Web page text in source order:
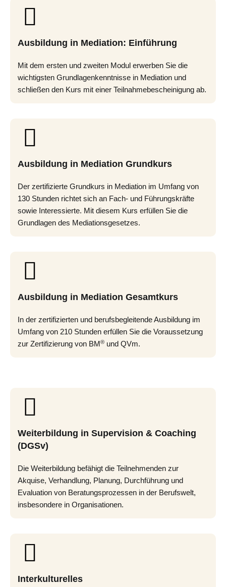
Ausbildung in Mediation: Einführung
Mit dem ersten und zweiten Modul erwerben Sie die
wichtigsten Grundlagenkenntnisse in Mediation und
schließen den Kurs mit einer Teilnahmebescheinigung ab.
Ausbildung in Mediation Grundkurs
Der zertifizierte Grundkurs in Mediation im Umfang von
130 Stunden richtet sich an Fach- und Führungskräfte
sowie Interessierte. Mit diesem Kurs erfüllen Sie die
Grundlagen des Mediationsgesetzes.
Ausbildung in Mediation Gesamtkurs
In der zertifizierten und berufsbegleitende Ausbildung im
Umfang von 210 Stunden erfüllen Sie die Voraussetzung
zur Zertifizierung von BM® und QVm.
Weiterbildung in Supervision & Coaching
(DGSv)
Die Weiterbildung befähigt die Teilnehmenden zur
Akquise, Verhandlung, Planung, Durchführung und
Evaluation von Beratungsprozessen in der Berufswelt,
insbesondere in Organisationen.
Interkulturelles